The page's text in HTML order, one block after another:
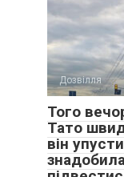
Дозвілля
Того
Тато
він